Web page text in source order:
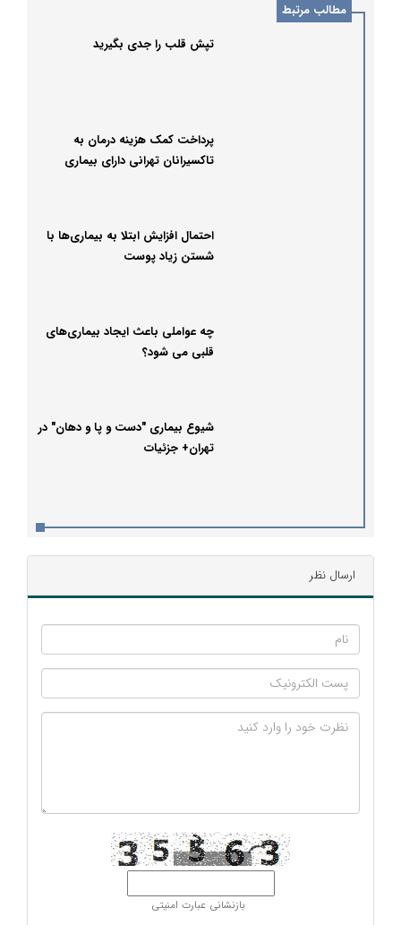
مطالب مرتبط
تپش قلب را جدی بگیرید
پرداخت کمک هزینه درمان به
تاکسیرانان تهرانی دارای بیماری‌
احتمال افزایش ابتلا به بیماری‌ها با
شستن زیاد پوست
چه عواملی باعث ایجاد بیماری‌های
قلبی می شود؟
شیوع بیماری "دست و پا و دهان" در
تهران+ جزئیات
ارسال نظر
بازنشانی عبارت امنیتی